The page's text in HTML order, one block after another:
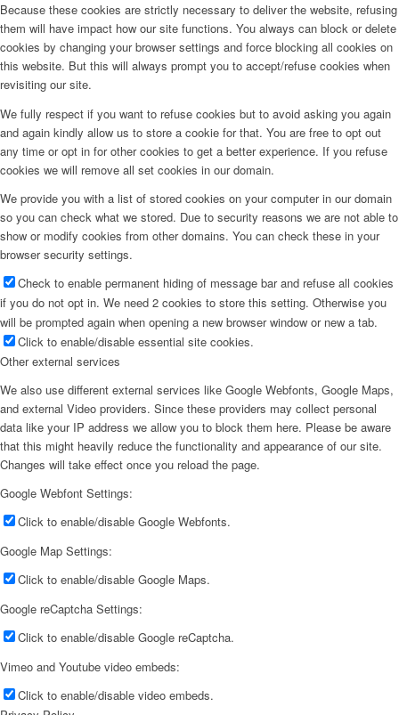
Because these cookies are strictly necessary to deliver the website, refusing
them will have impact how our site functions. You always can block or delete
cookies by changing your browser settings and force blocking all cookies on
this website. But this will always prompt you to accept/refuse cookies when
revisiting our site.
We fully respect if you want to refuse cookies but to avoid asking you again
and again kindly allow us to store a cookie for that. You are free to opt out
any time or opt in for other cookies to get a better experience. If you refuse
cookies we will remove all set cookies in our domain.
We provide you with a list of stored cookies on your computer in our domain
so you can check what we stored. Due to security reasons we are not able to
show or modify cookies from other domains. You can check these in your
browser security settings.
Check to enable permanent hiding of message bar and refuse all cookies
if you do not opt in. We need 2 cookies to store this setting. Otherwise you
will be prompted again when opening a new browser window or new a tab.
Click to enable/disable essential site cookies.
Other external services
We also use different external services like Google Webfonts, Google Maps,
and external Video providers. Since these providers may collect personal
data like your IP address we allow you to block them here. Please be aware
that this might heavily reduce the functionality and appearance of our site.
Changes will take effect once you reload the page.
Google Webfont Settings:
Click to enable/disable Google Webfonts.
Google Map Settings:
Click to enable/disable Google Maps.
Google reCaptcha Settings:
Click to enable/disable Google reCaptcha.
Vimeo and Youtube video embeds:
Click to enable/disable video embeds.